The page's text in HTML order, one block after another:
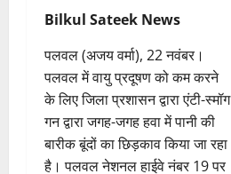
Bilkul Sateek News
पलवल (अजय वर्मा), 22 नवंबर।
पलवल में वायु प्रदूषण को कम करने
के लिए जिला प्रशासन द्वारा एंटी-स्मॉग
गन द्वारा जगह-जगह हवा में पानी की
बारीक बूंदों का छिड़काव किया जा रहा
है। पलवल नेशनल हाईवे नंबर 19 पर